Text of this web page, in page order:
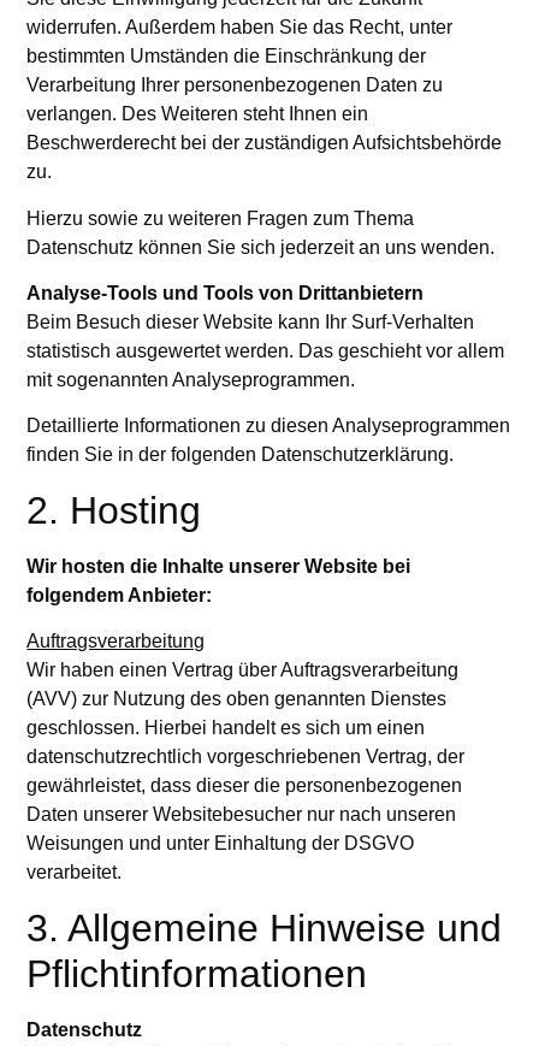
widerrufen. Außerdem haben Sie das Recht, unter
bestimmten Umständen die Einschränkung der
Verarbeitung Ihrer personenbezogenen Daten zu
verlangen. Des Weiteren steht Ihnen ein
Beschwerderecht bei der zuständigen Aufsichtsbehörde
zu.
Hierzu sowie zu weiteren Fragen zum Thema
Datenschutz können Sie sich jederzeit an uns wenden.
Analyse-Tools und Tools von Dritt­anbietern
Beim Besuch dieser Website kann Ihr Surf-Verhalten
statistisch ausgewertet werden. Das geschieht vor allem
mit sogenannten Analyseprogrammen.
Detaillierte Informationen zu diesen Analyseprogrammen
finden Sie in der folgenden Datenschutzerklärung.
2. Hosting
Wir hosten die Inhalte unserer Website bei
folgendem Anbieter:
Auftragsverarbeitung
Wir haben einen Vertrag über Auftragsverarbeitung
(AVV) zur Nutzung des oben genannten Dienstes
geschlossen. Hierbei handelt es sich um einen
datenschutzrechtlich vorgeschriebenen Vertrag, der
gewährleistet, dass dieser die personenbezogenen
Daten unserer Websitebesucher nur nach unseren
Weisungen und unter Einhaltung der DSGVO
verarbeitet.
3. Allgemeine Hinweise und
Pflicht­informationen
Datenschutz